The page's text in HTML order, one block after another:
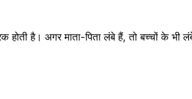
होती है। अगर माता-पिता लंबे हैं, तो बच्चों के भी